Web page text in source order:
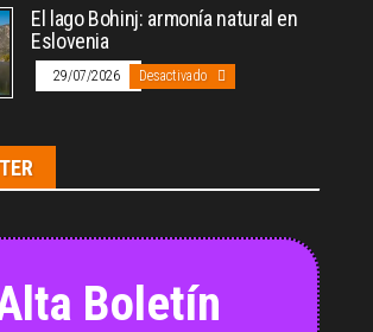
El lago Bohinj: armonía natural en
Eslovenia
29/07/2026 Desactivado
Boletín